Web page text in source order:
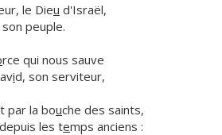
le Dieu d'Israël,
peuple.
rce qui nous sauve
id, son serviteur,
par la bouche des saints,
les temps anciens :